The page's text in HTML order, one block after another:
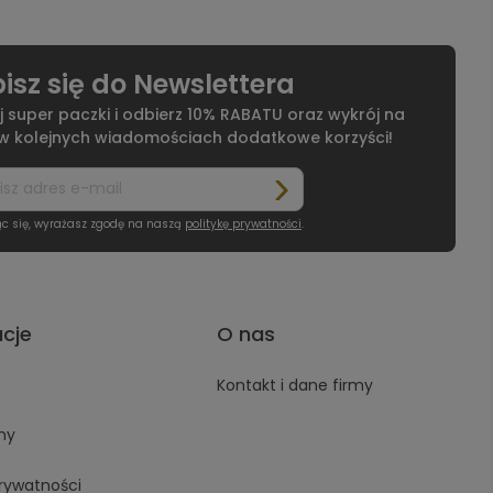
się do Newslettera
paczki i odbierz 10% RABATU oraz wykrój na
kolejnych wiadomościach dodatkowe korzyści!
się, wyrażasz zgodę na naszą politykę prywatności.
O nas
Kontakt i dane firmy